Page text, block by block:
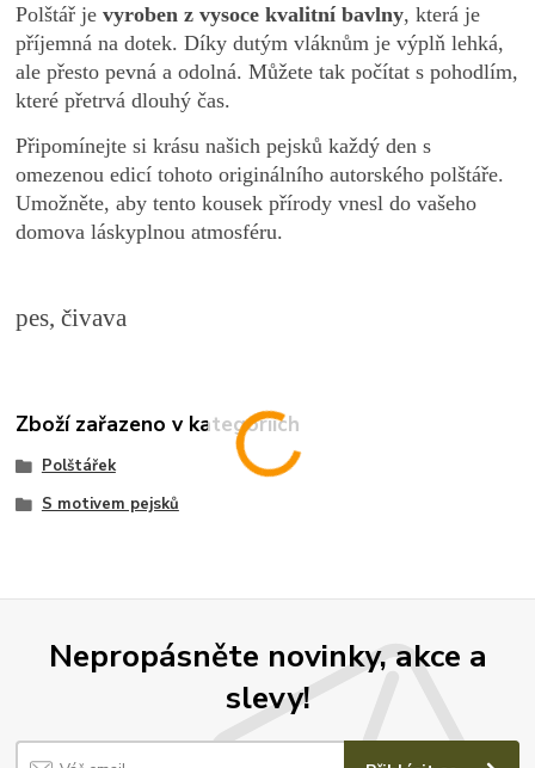
Polštář jevyroben z vysoce kvalitní bavlny, která je
příjemná na dotek. Díky dutým vláknům je výplň lehká,
ale přesto pevná a odolná. Můžete tak počítat s pohodlím,
které přetrvá dlouhý čas.
Připomínejte si krásu našich pejsků každý den s
omezenou edicí tohoto originálního autorského polštáře.
Umožněte, aby tento kousek přírody vnesl do vašeho
domova láskyplnou atmosféru.
pes, čivava
Zboží zařazeno v kategoriích
Polštářek
S motivem pejsků
Nepropásněte novinky, akce a
slevy!